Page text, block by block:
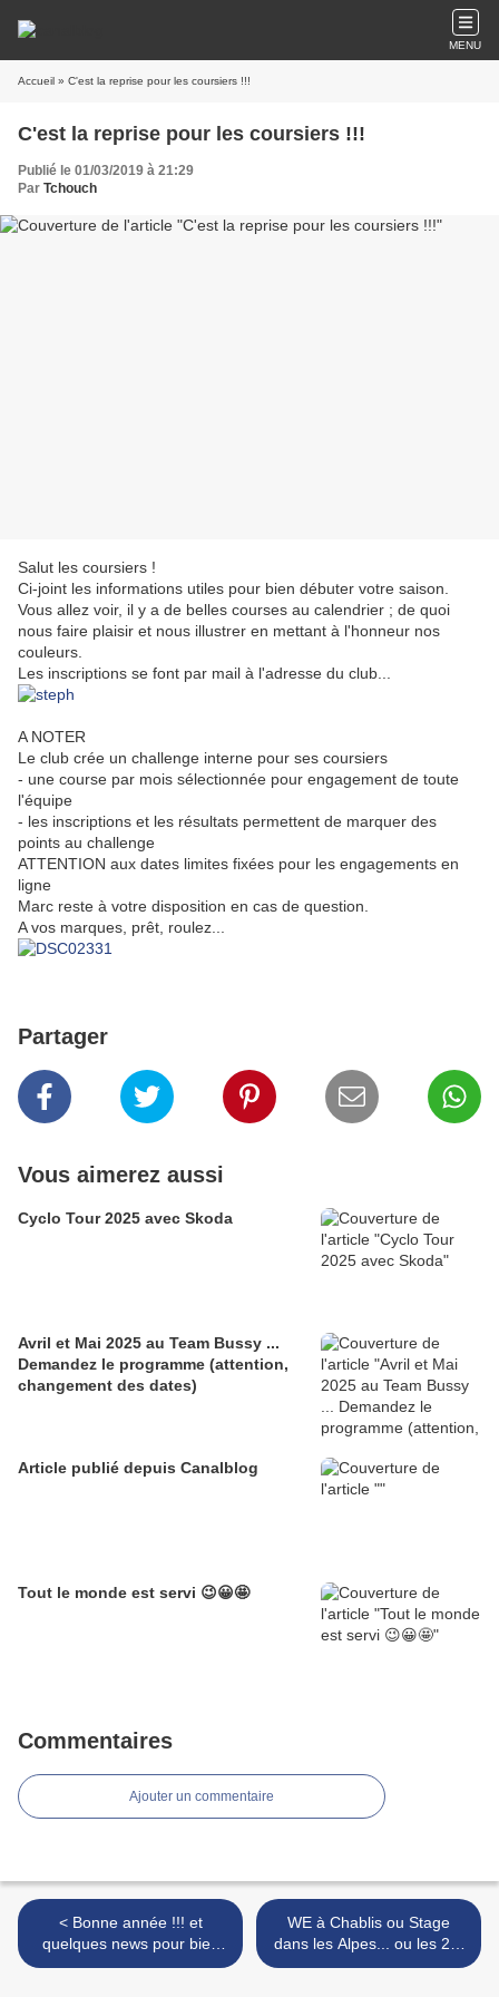
MENU
Accueil » C'est la reprise pour les coursiers !!!
C'est la reprise pour les coursiers !!!
Publié le 01/03/2019 à 21:29
Par Tchouch
Salut les coursiers !
Ci-joint les informations utiles pour bien débuter votre saison.
Vous allez voir, il y a de belles courses au calendrier ; de quoi
nous faire plaisir et nous illustrer en mettant à l'honneur nos
couleurs.
Les inscriptions se font par mail à l'adresse du club...
A NOTER
Le club crée un challenge interne pour ses coursiers
- une course par mois sélectionnée pour engagement de toute
l'équipe
- les inscriptions et les résultats permettent de marquer des
points au challenge
ATTENTION aux dates limites fixées pour les engagements en
ligne
Marc reste à votre disposition en cas de question.
A vos marques, prêt, roulez...
Partager
Vous aimerez aussi
Cyclo Tour 2025 avec Skoda
Avril et Mai 2025 au Team Bussy ...
Demandez le programme (attention,
changement des dates)
Article publié depuis Canalblog
Tout le monde est servi 😉😀🤩
Commentaires
Ajouter un commentaire
< Bonne année !!! et
quelques news pour bien
attaquer 2019...
WE à Chablis ou Stage
dans les Alpes... ou les 2...
Faites votre choix !!! >